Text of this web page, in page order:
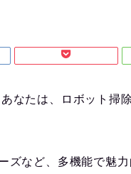
なたは、ロボット掃
など、多機能で魅力